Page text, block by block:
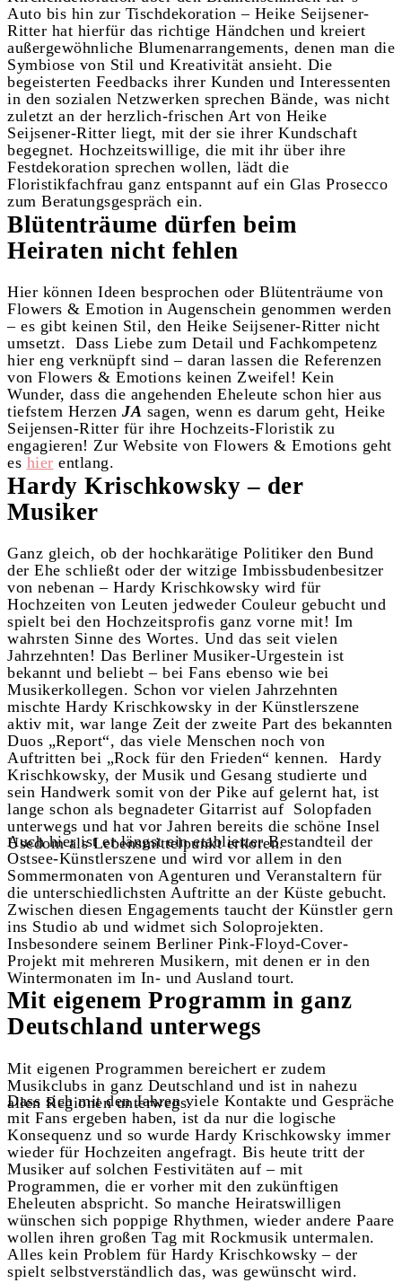
Auto bis hin zur Tischdekoration – Heike Seijsener-
Ritter hat hierfür das richtige Händchen und kreiert
außergewöhnliche Blumenarrangements, denen man die
Symbiose von Stil und Kreativität ansieht. Die
begeisterten Feedbacks ihrer Kunden und Interessenten
in den sozialen Netzwerken sprechen Bände, was nicht
zuletzt an der herzlich-frischen Art von Heike
Seijsener-Ritter liegt, mit der sie ihrer Kundschaft
begegnet. Hochzeitswillige, die mit ihr über ihre
Festdekoration sprechen wollen, lädt die
Floristikfachfrau ganz entspannt auf ein Glas Prosecco
zum Beratungsgespräch ein.
Blütenträume dürfen beim
Heiraten nicht fehlen
Hier können Ideen besprochen oder Blütenträume von
Flowers & Emotion in Augenschein genommen werden
– es gibt keinen Stil, den Heike Seijsener-Ritter nicht
umsetzt. Dass Liebe zum Detail und Fachkompetenz
hier eng verknüpft sind – daran lassen die Referenzen
von Flowers & Emotions keinen Zweifel! Kein
Wunder, dass die angehenden Eheleute schon hier aus
tiefstem Herzen JA sagen, wenn es darum geht, Heike
Seijensen-Ritter für ihre Hochzeits-Floristik zu
engagieren! Zur Website von Flowers & Emotions geht
es hier entlang.
Hardy Krischkowsky – der
Musiker
Ganz gleich, ob der hochkarätige Politiker den Bund
der Ehe schließt oder der witzige Imbissbudenbesitzer
von nebenan – Hardy Krischkowsky wird für
Hochzeiten von Leuten jedweder Couleur gebucht und
spielt bei den Hochzeitsprofis ganz vorne mit! Im
wahrsten Sinne des Wortes. Und das seit vielen
Jahrzehnten! Das Berliner Musiker-Urgestein ist
bekannt und beliebt – bei Fans ebenso wie bei
Musikerkollegen. Schon vor vielen Jahrzehnten
mischte Hardy Krischkowsky in der Künstlerszene
aktiv mit, war lange Zeit der zweite Part des bekannten
Duos „Report“, das viele Menschen noch von
Auftritten bei „Rock für den Frieden“ kennen. Hardy
Krischkowsky, der Musik und Gesang studierte und
sein Handwerk somit von der Pike auf gelernt hat, ist
lange schon als begnadeter Gitarrist auf Solopfaden
unterwegs und hat vor Jahren bereits die schöne Insel
Usedom als Lebensmittelpunkt erkoren.
Auch hier ist er längst ein etablierter Bestandteil der
Ostsee-Künstlerszene und wird vor allem in den
Sommermonaten von Agenturen und Veranstaltern für
die unterschiedlichsten Auftritte an der Küste gebucht.
Zwischen diesen Engagements taucht der Künstler gern
ins Studio ab und widmet sich Soloprojekten.
Insbesondere seinem Berliner Pink-Floyd-Cover-
Projekt mit mehreren Musikern, mit denen er in den
Wintermonaten im In- und Ausland tourt.
Mit eigenem Programm in ganz
Deutschland unterwegs
Mit eigenen Programmen bereichert er zudem
Musikclubs in ganz Deutschland und ist in nahezu
allen Regionen unterwegs.
Dass sich mit den Jahren viele Kontakte und Gespräche
mit Fans ergeben haben, ist da nur die logische
Konsequenz und so wurde Hardy Krischkowsky immer
wieder für Hochzeiten angefragt. Bis heute tritt der
Musiker auf solchen Festivitäten auf – mit
Programmen, die er vorher mit den zukünftigen
Eheleuten abspricht. So manche Heiratswilligen
wünschen sich poppige Rhythmen, wieder andere Paare
wollen ihren großen Tag mit Rockmusik untermalen.
Alles kein Problem für Hardy Krischkowsky – der
spielt selbstverständlich das, was gewünscht wird.